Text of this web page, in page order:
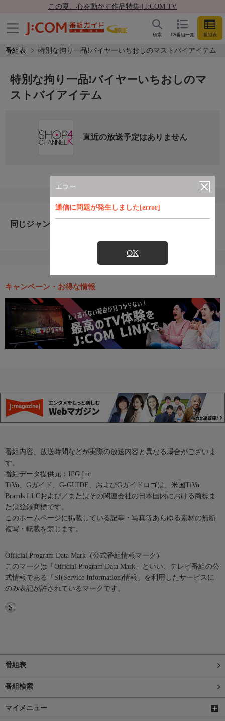
この夏、心を動かす作品特集 | J:COM TV
CS番組一覧 番組表
検索
番組表 特別な拘り一品!バイヤーいちおしのマストバイアイテム
エラー
通信に問題が発生しました[error]
OK
特別な拘り一品!バイヤーいちおしのマ
ストバイアイテム
直近の放送予定はありません
同じジャンルのおすすめ番組
キャンペーン・お得な情報
番組内容、放送時間などが実際の放送内容と異なる場合がございま
す。
番組データ提供元：IPG Inc.
TiVo、Gガイド、G-GUIDE、およびGガイドロゴは、米国TiVo
Brands LLCおよび／またはその関連会社の日本国内における商標ま
たは登録商標です。
このホームページに掲載している記事・写真等あらゆる素材の無断
複写・転載を禁じます。
Official Program Data Mark（公式番組情報マーク）
このマークは「Official Program Data Mark」といい、テレビ番組の公
式情報である「SI(Service Information)情報」を利用したサービスに
のみ表記が許されているマークです。
番組表
番組検索
マイメニュー